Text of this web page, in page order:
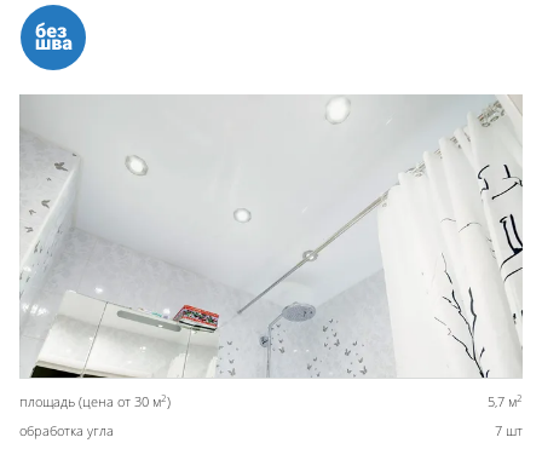
площадь (цена от 30 м2) 5,7 м2
обработка угла 7 шт